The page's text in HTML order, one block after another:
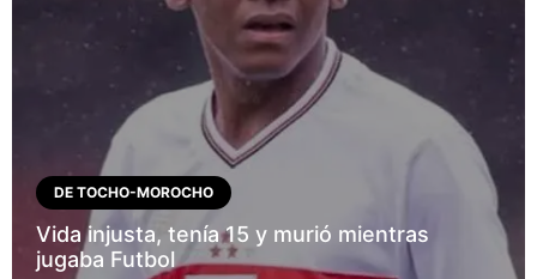
DE TOCHO-MOROCHO
Vida injusta, tenía 15 y murió mientras
jugaba Futbol